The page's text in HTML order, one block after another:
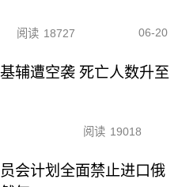
阅读 18727 06-20
辅遭空袭 死亡人数升至
阅读 19018
会计划全面禁止进口俄